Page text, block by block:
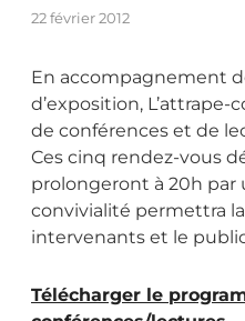
22 février 2012
En accompagnement
d’exposition,
de conférences et de
Ces cinq rendez-vous
prolongeront à 20h par
convivialité permettra
intervenants et le
Télécharger le